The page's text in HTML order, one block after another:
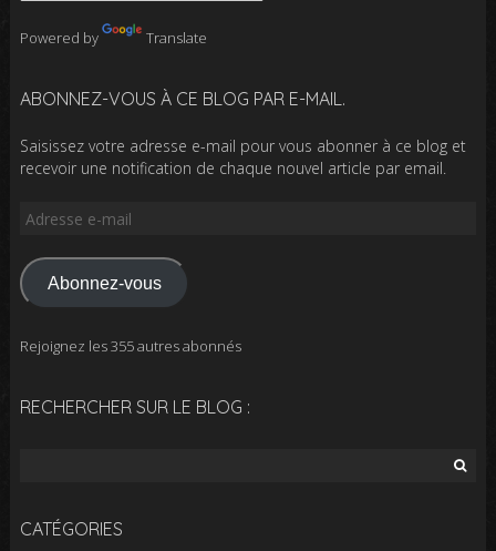
Powered by Translate
ABONNEZ-VOUS À CE BLOG PAR E-MAIL.
Saisissez votre adresse e-mail pour vous abonner à ce blog et
recevoir une notification de chaque nouvel article par email.
Adresse
mail
Abonnez-vous
Rejoignez les 355 autres abonnés
RECHERCHER SUR LE BLOG :
CATÉGORIES